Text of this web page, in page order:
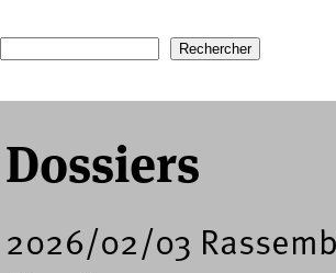
Formulaire de
Dossiers
2026/02/03